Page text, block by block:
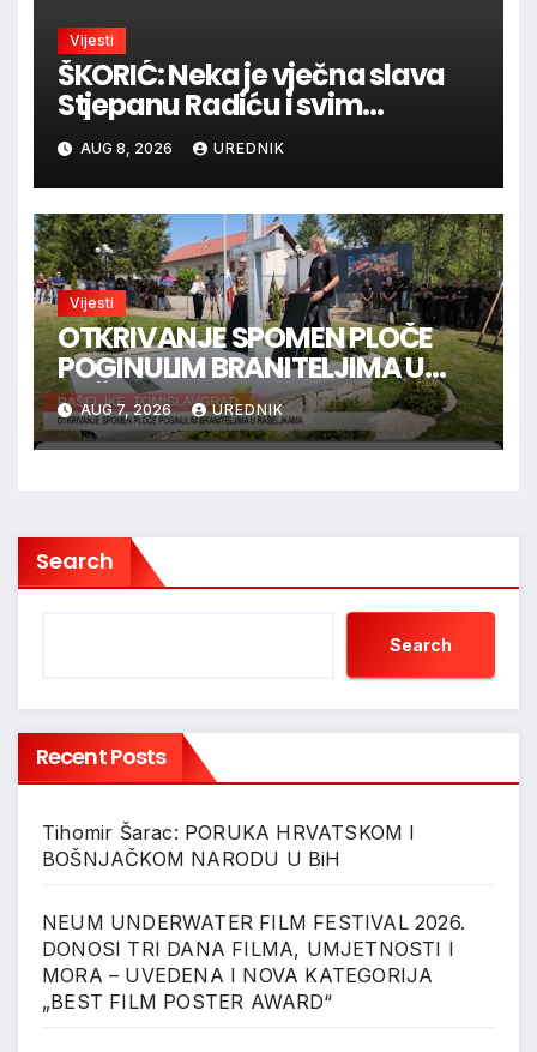
Vijesti
ŠKORIĆ: Neka je vječna slava
Stjepanu Radiću i svim
hrvatskim velikanima, a
vječna zahvalnost hrvatskim
braniteljima
AUG 8, 2026 UREDNIK
Vijesti
OTKRIVANJE SPOMEN PLOČE
POGINULIM BRANITELJIMA U
RAŠELJKAMA
AUG 7, 2026 UREDNIK
Search
Search
Recent Posts
Tihomir Šarac: PORUKA HRVATSKOM I
BOŠNJAČKOM NARODU U BiH
NEUM UNDERWATER FILM FESTIVAL 2026.
DONOSI TRI DANA FILMA, UMJETNOSTI I
MORA – UVEDENA I NOVA KATEGORIJA
„BEST FILM POSTER AWARD“